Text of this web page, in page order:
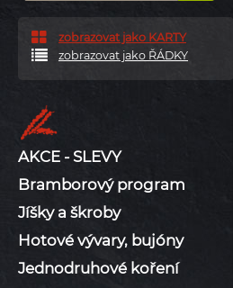
zobrazovat jako KARTY
zobrazovat jako ŘÁDKY
AKCE - SLEVY
Bramborový program
Jíšky a škroby
Hotové vývary, bujóny
Jednodruhové koření